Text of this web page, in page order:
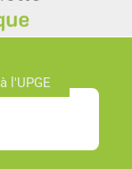
l'UPGE​